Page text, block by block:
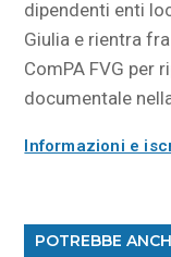
dipendenti enti
Giulia e rientra
ComPA FVG per
documentale
Informazioni e
POTREBBE